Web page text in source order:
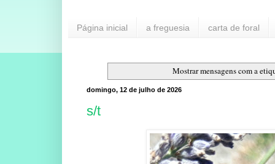
Página inicial a freguesia carta de foral
Mostrar mensagens com a
domingo, 12 de julho de 2026
s/t